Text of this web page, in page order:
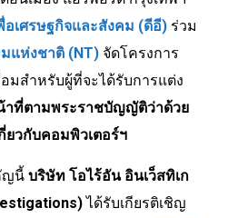
อเศรษฐกิจและสังคม (ดีอี)ร่วม
แห่งชาติ (NT)จัดโครงการ
มสำหรับผู้ที่จะได้รับการแต่ง
าที่ตามพระราชบัญญัติว่าด้วย
ยวกับคอมพิวเตอร์ฯ
ญนี้ บริษัท โอไร้อัน อินเว็สทิเก
ได้รับเกียรติเชิญ